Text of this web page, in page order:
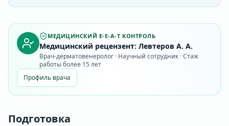
МЕДИЦИНСКИЙ E-E-A-T КОНТРОЛЬ
Медицинский рецензент: Левтеров А. А.
Врач-дерматовенеролог · Научный сотрудник · Стаж
работы более 15 лет
Профиль врача
Подготовка